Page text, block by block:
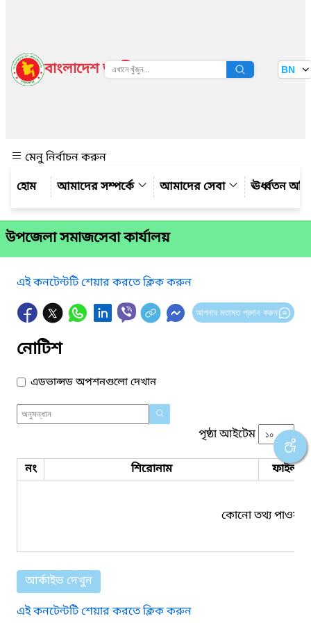
বাংলাদেশ জাতীয় তথ্য বাতায়ন BN
মেনু নির্বাচন করুন
আমাদের সম্পর্কে
আমাদের সেবা ঊর্ধ্বতন
উপজেলা সমাজসেবা কার্যালয়
এই কনটেন্টটি শেয়ার করতে ক্লিক করুন
আপনার মতামত প্রদান করুন
নোটিশ
এডভান্সড অপশনগুলো দেখান
পৃষ্ঠা আইটেম
নং শিরোনাম ফাইল
কোনো তথ্য পাওয়া
আর্কাইভ দেখুন
এই কনটেন্টটি শেয়ার করতে ক্লিক করুন